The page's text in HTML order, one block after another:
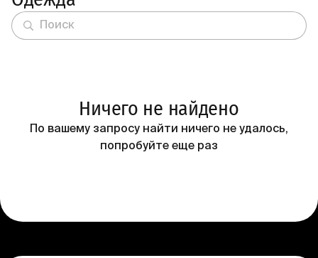
Ничего не найдено
По вашему запросу найти ничего не удалось,
попробуйте еще раз